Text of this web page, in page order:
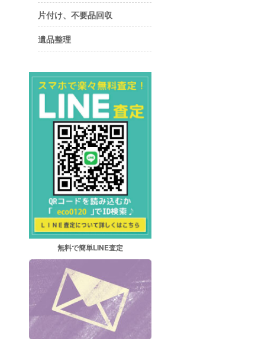
片付け、不要品回収
遺品整理
無料で簡単LINE査定